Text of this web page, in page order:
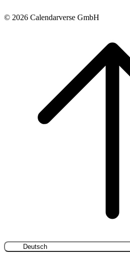
© 2026 Calendarverse GmbH
Deutsch